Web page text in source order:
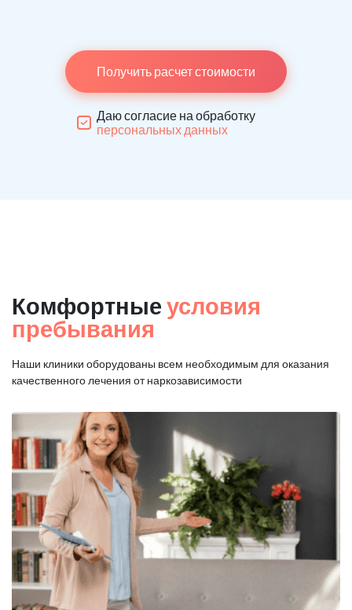
Получить расчет стоимости
Даю согласие на обработку
персональных данных
Комфортные условия
пребывания
Наши клиники оборудованы всем необходимым для оказания
качественного лечения от наркозависимости